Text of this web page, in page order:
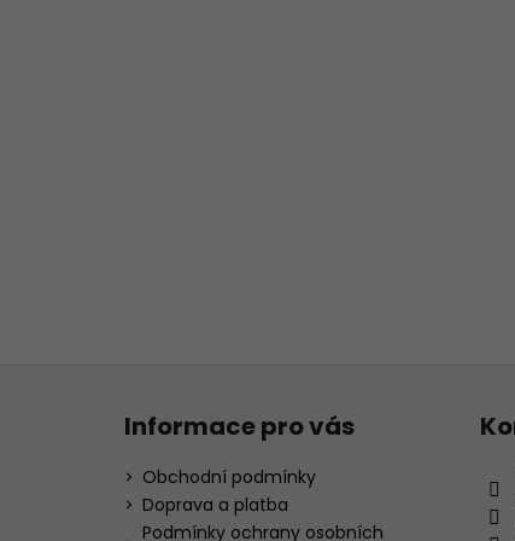
Informace pro vás
Obchodní podmínky
Doprava a platba
Podmínky ochrany osobních